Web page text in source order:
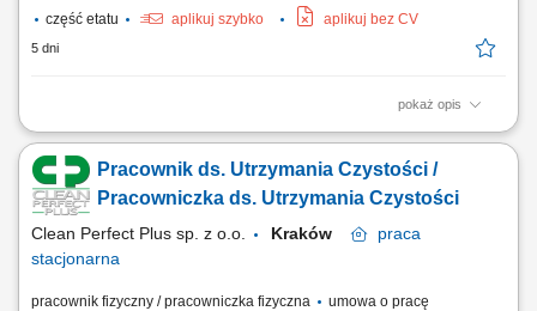
część etatu
aplikuj szybko aplikuj bez CV
5 dni
pokaż opis
Opis stanowiska Codzienne utrzymywanie czystości Odkurzanie,
zamiatanie i mycie podłóg różnego rodzaju. Opróżnianie koszy na
śmieci oraz segregacja odpadów. Uzupełnianie środków higienicznych i
materiałów eksploatacyjnych. Dbanie o czystość i konserwację
używanego sprzętu sprzątającego.
Pracownik ds. Utrzymania Czystości /
Pracowniczka ds. Utrzymania Czystości
Clean Perfect Plus sp. z o.o. Kraków
praca
stacjonarna
pracownik fizyczny / pracowniczka fizyczna
umowa o pracę